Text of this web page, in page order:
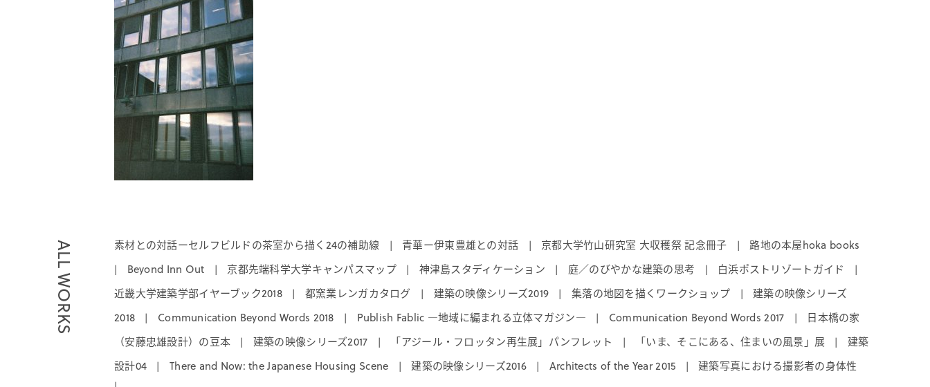
ALL WORKS 素材との対話ーセルフビルドの茶室から描く24の補助線 | 青華ー伊東豊雄との対話 | 京都大学竹山研究室 大収穫祭 記念冊子 | 路地の本屋hoka books
| Beyond Inn Out | 京都先端科学大学キャンパスマップ | 神津島スタディケーション | 庭／のびやかな建築の思考 | 白浜ポストリゾートガイド |
近畿大学建築学部イヤーブック2018 | 都窯業レンガカタログ | 建築の映像シリーズ2019 | 集落の地図を描くワークショップ |
建築の映像シリーズ
2018
| Communication Beyond Words 2018 | Publish Fablic ―地域に編まれる立体マガジン― | Communication Beyond Words 2017 |
日本橋の家
（安藤忠雄設計）の豆本
| 建築の映像シリーズ2017 | 「アジール・フロッタン再生展」パンフレット | 「いま、そこにある、住まいの風景」展 |
建築
設計04
| There and Now: the Japanese Housing Scene | 建築の映像シリーズ2016 | Architects of the Year 2015 | 建築写真における撮影者の身体性